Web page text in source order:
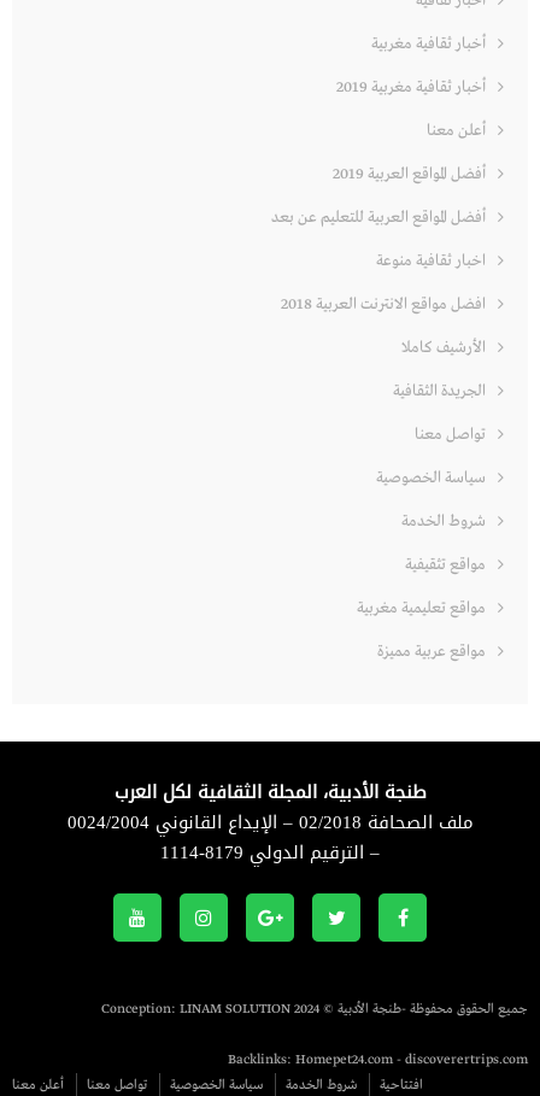
أخبار ثقافية مغربية
أخبار ثقافية مغربية 2019
أعلن معنا
أفضل المواقع العربية 2019
أفضل المواقع العربية للتعليم عن بعد
اخبار ثقافية منوعة
افضل مواقع الانترنت العربية 2018
الأرشيف كاملا
الجريدة الثقافية
تواصل معنا
سياسة الخصوصية
شروط الخدمة
مواقع تثقيفية
مواقع تعليمية مغربية
مواقع عربية مميزة
طنجة الأدبية، المجلة الثقافية لكل العرب
ملف الصحافة 02/2018 – الإيداع القانوني 0024/2004
– الترقيم الدولي 8179-1114
جميع الحقوق محفوظة -طنجة الأدبية © 2024 Conception: LINAM SOLUTION
Backlinks: Homepet24.com - discoverertrips.com
افتتاحية
شروط الخدمة سياسة الخصوصية تواصل معنا أعلن معنا